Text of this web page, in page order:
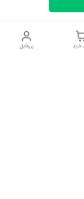
پروفایل خرید